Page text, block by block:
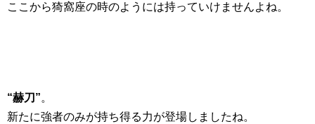
ここから猗窩座の時のようには持っていけませんよね。
“赫刀”。
新たに強者のみが持ち得る力が登場しましたね。